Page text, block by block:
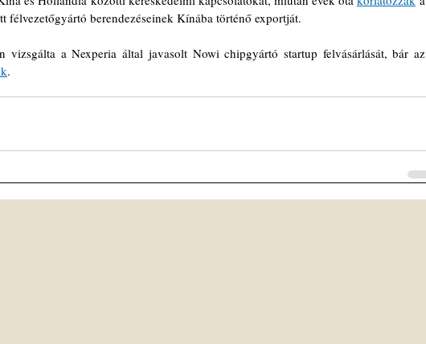
berendezéseinek Kínába történő exportját.
vizsgálta a Nexperia által javasolt Nowi chipgyártó startup felvásárlását, bár az
.